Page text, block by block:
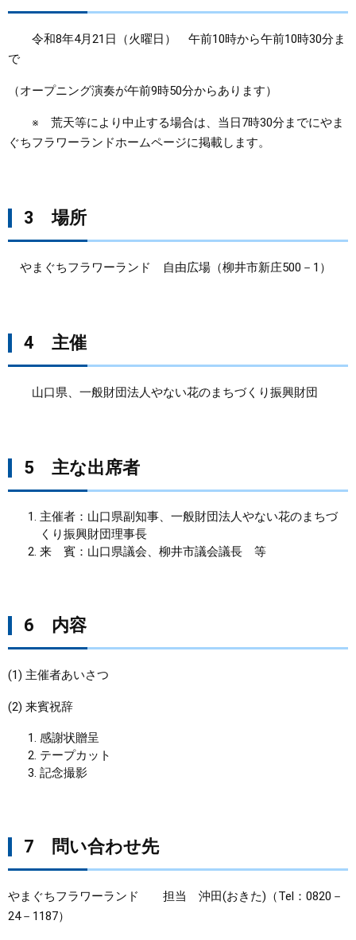
令和8年4月21日（火曜日） 午前10時から午前10時30分ま
で
（オープニング演奏が午前9時50分からあります）
※ 荒天等により中止する場合は、当日7時30分までにやま
ぐちフラワーランドホームページに掲載します。
3 場所
やまぐちフラワーランド 自由広場（柳井市新庄500－1）
4 主催
山口県、一般財団法人やない花のまちづくり振興財団
5 主な出席者
主催者：山口県副知事、一般財団法人やない花のまちづ
くり振興財団理事長
来 賓：山口県議会、柳井市議会議長 等
6 内容
(1) 主催者あいさつ
(2) 来賓祝辞
感謝状贈呈
テープカット
記念撮影
7 問い合わせ先
やまぐちフラワーランド 担当 沖田(おきた)（Tel：0820－
24－1187）